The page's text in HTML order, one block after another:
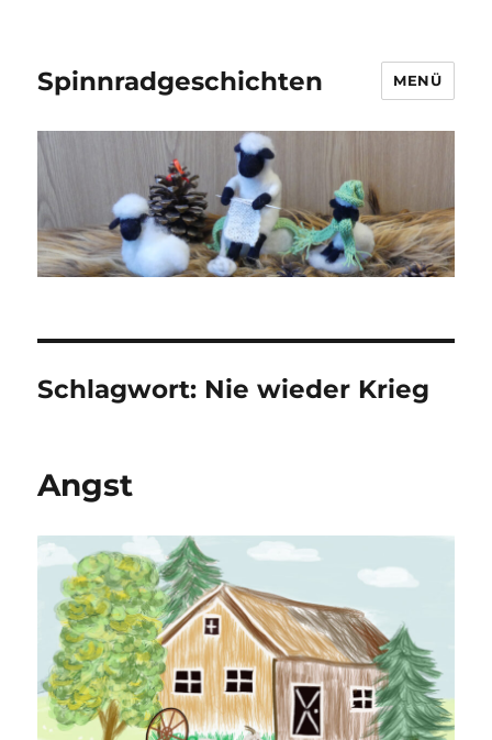
Spinnradgeschichten MENÜ
Schlagwort: Nie wieder Krieg
Angst